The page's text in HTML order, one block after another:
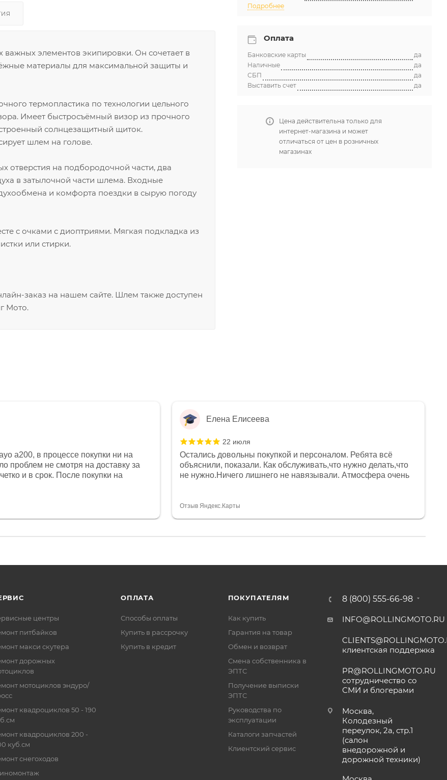
важных элементов экипировки. Он сочетает в
материалы для максимальной защиты и
термопластика по технологии цельного
Имеет быстросъёмный визор из прочного
солнцезащитный щиток.
шлем на голове.
отверстия на подбородочной части, два
в затылочной части шлема. Входные
и комфорта поездки в сырую погоду
с очками с диоптриями. Мягкая подкладка из
или стирки.
заказ на нашем сайте. Шлем также доступен
Мото.
Подробнее
Оплата
Банковские карты
да
Наличные
да
СБП
да
Выставить счет
да
Цена действительна только для
интернет-магазина и может
отличаться от цен в розничных
магазинах
a200, в процессе покупки ни на
проблем не смотря на доставку за
и в срок. После покупки на
0, при этом представители магазина
и в итоге проблема была решена.
о небезразличии к клиенту после
Елена Елисеева
22 июля
Остались довольны покупкой и персоналом. Ребята всё
объяснили, показали. Как обслуживать,что нужно делать,что
не нужно.Ничего лишнего не навязывали. Атмосфера очень
огромное спасибо Дмитрию, за клиентоориентированность и
Отзыв Яндекс.Карты
центры
питбайков
макси скутера
дорожных
мотоциклов эндуро/
квадроциклов 50 - 190
квадроциклов 200 -
куб.см
снегоходов
ОПЛАТА
Способы оплаты
Купить в рассрочку
Купить в кредит
ПОКУПАТЕЛЯМ
Как купить
Гарантия на товар
Обмен и возврат
Смена собственника в
ЭПТС
Получение выписки
ЭПТС
Руководства по
эксплуатации
Каталоги запчастей
Клиентский сервис
8 (800) 555-66-98
INFO@ROLLINGMOTO.RU
клиентская поддержка
PR@ROLLINGMOTO.RU
сотрудничество со
СМИ и блогерами
Москва,
Колодезный
переулок, 2а, стр.1
(салон
внедорожной и
дорожной техники)